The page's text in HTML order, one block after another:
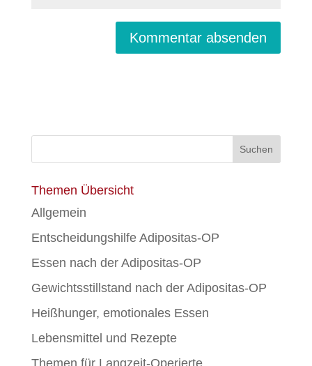
Themen Übersicht
Allgemein
Entscheidungshilfe Adipositas-OP
Essen nach der Adipositas-OP
Gewichtsstillstand nach der Adipositas-OP
Heißhunger, emotionales Essen
Lebensmittel und Rezepte
Themen für Langzeit-Operierte